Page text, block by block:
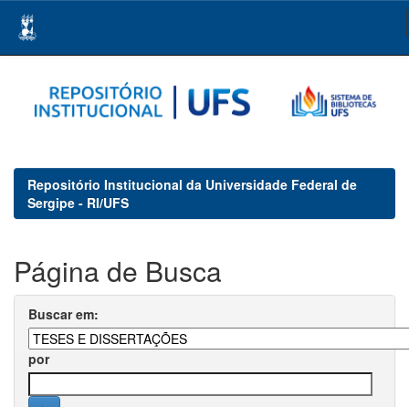
navigation
Repositório Institucional da Universidade Federal de
Sergipe - RI/UFS
Página de Busca
Buscar em:
por